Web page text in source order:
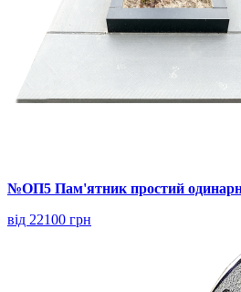
№ОП5 Пам'ятник простий
від 22100 грн